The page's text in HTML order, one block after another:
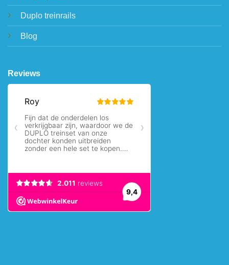
Duplo treinrails
Blog
Reviews